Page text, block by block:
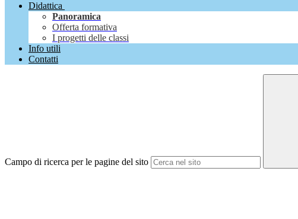
Didattica
Panoramica
Offerta formativa
I progetti delle classi
Info utili
Contatti
Campo di ricerca per le pagine del sito